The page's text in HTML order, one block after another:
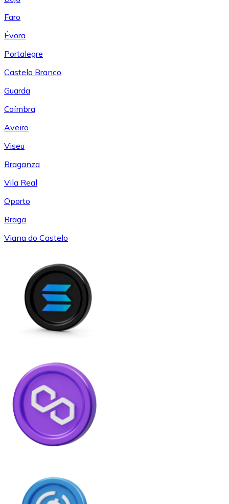
Faro
Évora
Portalegre
Castelo Branco
Guarda
Coímbra
Aveiro
Viseu
Braganza
Vila Real
Oporto
Braga
Viana do Castelo